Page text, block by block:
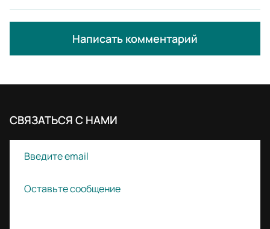
Написать комментарий
СВЯЗАТЬСЯ С НАМИ